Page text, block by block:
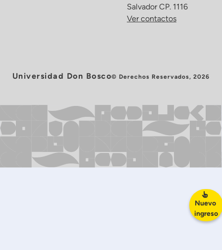
Nuevo
ingreso
Salvador CP. 1116
Ver contactos
Universidad Don Bosco© Derechos Reservados, 2026